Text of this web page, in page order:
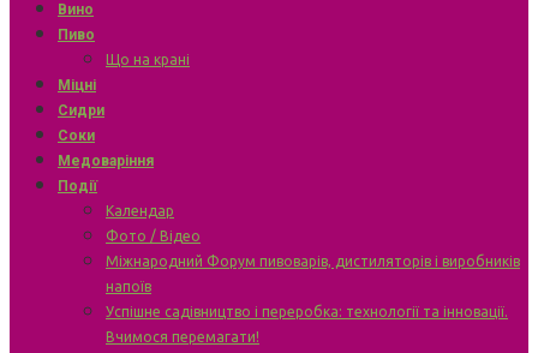
Вино
Пиво
Що на крані
Міцні
Сидри
Соки
Медоваріння
Події
Календар
Фото / Відео
Міжнародний Форум пивоварів, дистиляторів і виробників
напоїв
Успішне садівництво і переробка: технології та інновації.
Вчимося перемагати!